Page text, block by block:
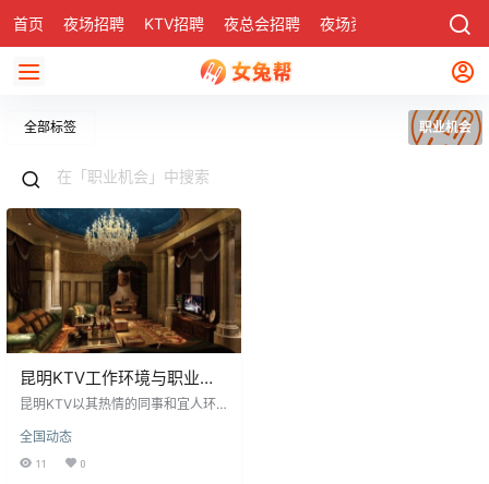
首页 夜场招聘 KTV招聘 夜总会招聘 夜场资讯 社区
全部标签 职业机会
昆明KTV工作环境与职业机
会探索
昆明KTV以其热情的同事和宜人环
带来可观提成，是积极的职业体
验。对于寻求发展者，KTV不仅是
全国动态
11 0